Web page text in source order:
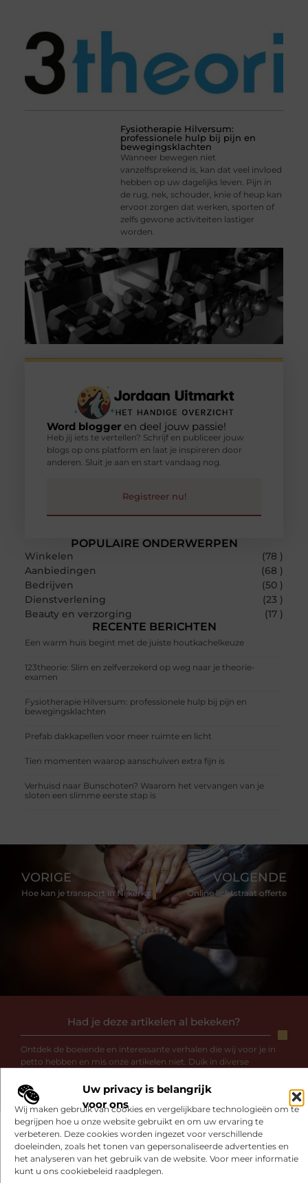
Uw privacy is belangrijk
voor ons
Wij maken gebruik van cookies en vergelijkbare technologieën om te
begrijpen hoe u onze website gebruikt en om uw ervaring te
verbeteren. Deze cookies worden ingezet voor verschillende
doeleinden, zoals het tonen van gepersonaliseerde advertenties en
het analyseren van het gebruik van de website. Voor meer informatie
kunt u ons cookiebeleid raadplegen.
Fysiotherapie Hilversum:
professionele hulp bij pijn en
bewegingsklachten
Wanneer bewegen niet
vanzelfsprekend is, kan dat veel invloed
hebben op uw dagelijks leven. Pijn in
de rug, nek, schouder, knie of heup kan
ervoor zorgen dat werken, sporten of
zelfs gewone activiteiten lastiger
worden.
POPULAIRE ONDERWERPEN
Winkelen
(78 )
Aanbiedingen
(68 )
Bedrijven
(50 )
Dienstverlening
(23 )
Beauty en verzorging
(17 )
RECENTE BERICHTEN
Een warm huis begint met de juiste houtkachelkeuze
123theorie: Slim en zelfverzekerd op weg naar je theorie-
examen
Fysiotherapie Hilversum: professionele hulp bij pijn en
bewegingsklachten
Prefab dakkapellen voor meer ruimte en licht
Tien momenten waarop aanschuiven extra fijn is
Verhuisd naar Bunschoten? Waarom het vervangen van je
sloten een slimme eerste stap is
Word bloggeren deel jouw passie!
Heb jij iets te vertellen? Schrijf en publiceer jouw
blogs op ons platform en laat je inspireren door
anderen. Sluit je aan en start vandaag nog.
Registreer nu!
Had je deze artikelen al bekeken?
Ontdek de boeiende en interessante verhalen die wij voor je in
petto hebben en mis onze artikelen niet. Duik in diverse
VORIGE
Hoe kan je transport in Nijkerk inschakelen?
VOLGENDE
Online lichtstraat offerte
Gerelateerde artikelendie u mogelijk
interesseren